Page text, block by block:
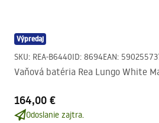
Výpredaj
SKU: REA-B6440ID: 8694EAN:
Vaňová batéria Rea Lungo White
164,00 €
Odoslanie zajtra.